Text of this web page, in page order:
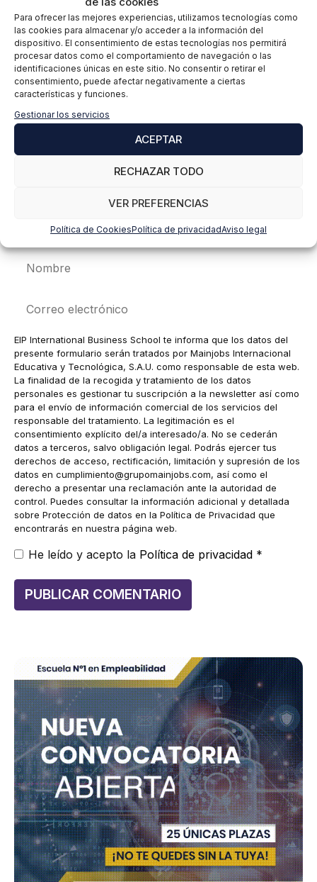
Para ofrecer las mejores experiencias, utilizamos tecnologías como
las cookies para almacenar y/o acceder a la información del
dispositivo. El consentimiento de estas tecnologías nos permitirá
procesar datos como el comportamiento de navegación o las
identificaciones únicas en este sitio. No consentir o retirar el
consentimiento, puede afectar negativamente a ciertas
características y funciones.
Gestionar los servicios
ACEPTAR
RECHAZAR TODO
VER PREFERENCIAS
Política de CookiesPolítica de privacidadAviso legal
Deja un comentario
Comentario
Nombre
electrónico
EIP International Business School te informa que los datos del
presente formulario serán tratados por Mainjobs Internacional
Educativa y Tecnológica, S.A.U. como responsable de esta web.
La finalidad de la recogida y tratamiento de los datos
personales es gestionar tu suscripción a la newsletter así como
para el envío de información comercial de los servicios del
responsable del tratamiento. La legitimación es el
consentimiento explícito del/a interesado/a. No se cederán
datos a terceros, salvo obligación legal. Podrás ejercer tus
derechos de acceso, rectificación, limitación y supresión de los
datos en cumplimiento@grupomainjobs.com, así como el
derecho a presentar una reclamación ante la autoridad de
control. Puedes consultar la información adicional y detallada
sobre Protección de datos en la Política de Privacidad que
encontrarás en nuestra página web.
He leído y acepto la Política de privacidad *